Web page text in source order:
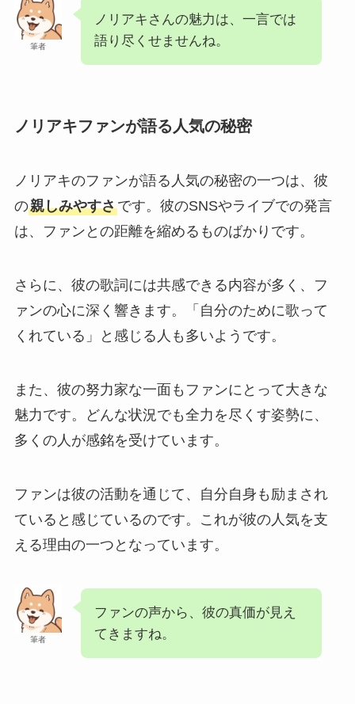
筆者
ノリアキさんの魅力は、一言では
語り尽くせませんね。
ノリアキファンが語る人気の秘密
ノリアキのファンが語る人気の秘密の一つは、彼
の親しみやすさです。彼のSNSやライブでの発言
は、ファンとの距離を縮めるものばかりです。
さらに、彼の歌詞には共感できる内容が多く、フ
ァンの心に深く響きます。「自分のために歌って
くれている」と感じる人も多いようです。
また、彼の努力家な一面もファンにとって大きな
魅力です。どんな状況でも全力を尽くす姿勢に、
多くの人が感銘を受けています。
ファンは彼の活動を通じて、自分自身も励まされ
ていると感じているのです。これが彼の人気を支
える理由の一つとなっています。
筆者
ファンの声から、彼の真価が見え
てきますね。